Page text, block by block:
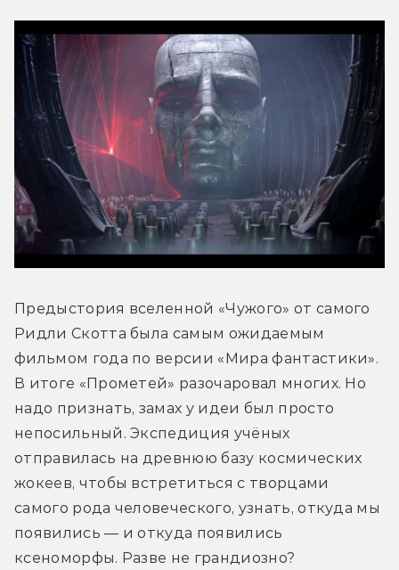
Предыстория вселенной «Чужого» от самого
Ридли Скотта была самым ожидаемым
фильмом года по версии «Мира фантастики».
В итоге «Прометей» разочаровал многих. Но
надо признать, замах у идеи был просто
непосильный. Экспедиция учёных
отправилась на древнюю базу космических
жокеев, чтобы встретиться с творцами
самого рода человеческого, узнать, откуда мы
появились — и откуда появились
ксеноморфы. Разве не грандиозно?